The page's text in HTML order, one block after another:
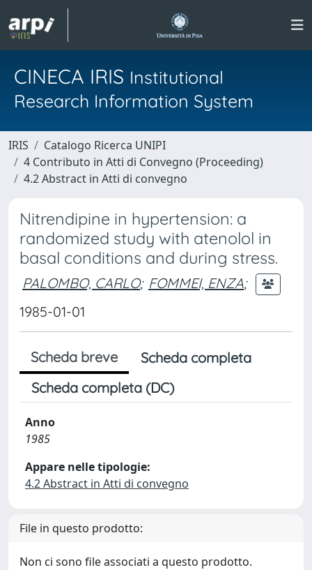
CINECA IRIS Institutional
Research Information System
IRIS
Catalogo Ricerca UNIPI
4 Contributo in Atti di Convegno (Proceeding)
4.2 Abstract in Atti di convegno
Nitrendipine in hypertension: a
randomized study with atenolol in
basal conditions and during stress.
PALOMBO, CARLO; FOMMEI, ENZA;
1985-01-01
Scheda breve
Scheda completa
Scheda completa (DC)
Anno
1985
Appare nelle tipologie:
4.2 Abstract in Atti di convegno
File in questo prodotto:
Non ci sono file associati a questo prodotto.